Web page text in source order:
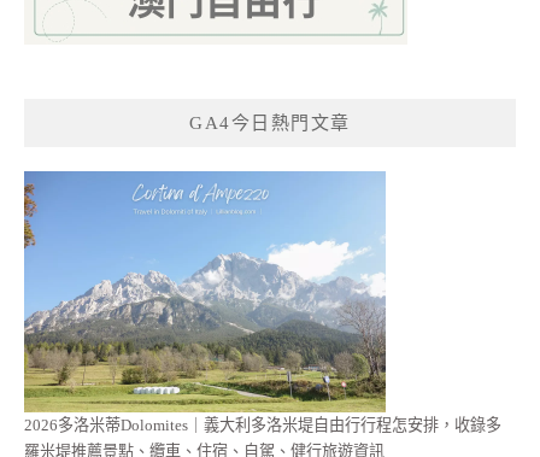
GA4今日熱門文章
2026多洛米蒂Dolomites｜義大利多洛米堤自由行行程怎安排，收錄多
羅米堤推薦景點、纜車、住宿、自駕、健行旅遊資訊